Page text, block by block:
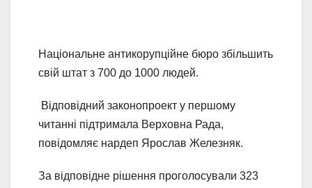
Національне антикорупційне бюро збільшить
свій штат з 700 до 1000 людей.
Відповідний законопроект у першому
читанні підтримала Верховна Рада,
повідомляє нардеп Ярослав Железняк.
За відповідне рішення проголосували 323